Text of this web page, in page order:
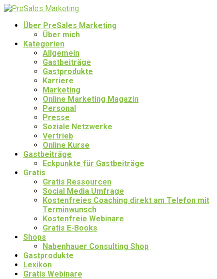
Über PreSales Marketing
Über mich
Kategorien
Allgemein
Gastbeiträge
Gastprodukte
Karriere
Marketing
Online Marketing Magazin
Personal
Presse
Soziale Netzwerke
Vertrieb
Online Kurse
Gastbeiträge
Eckpunkte für Gastbeiträge
Gratis
Gratis Ressourcen
Social Media Umfrage
Kostenfreies Coaching direkt am Telefon mit
Terminwunsch
Kostenfreie Webinare
Gratis E-Books
Shops
Nabenhauer Consulting Shop
Gastprodukte
Lexikon
Gratis Webinare